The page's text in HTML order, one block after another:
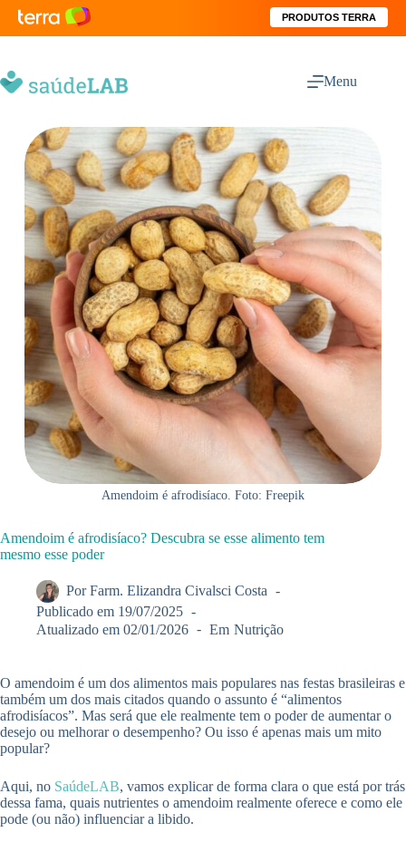
PRODUTOS TERRA
Menu
Amendoim é afrodisíaco. Foto: Freepik
Amendoim é afrodisíaco? Descubra se esse alimento tem
mesmo esse poder
Por Farm. Elizandra Civalsci Costa
Publicado em 19/07/2025
Atualizado em 02/01/2026 Em Nutrição
O amendoim é um dos alimentos mais populares nas festas brasileiras e
também um dos mais citados quando o assunto é “alimentos
afrodisíacos”. Mas será que ele realmente tem o poder de aumentar o
desejo ou melhorar o desempenho? Ou isso é apenas mais um mito
popular?
Aqui, no SaúdeLAB, vamos explicar de forma clara o que está por trás
dessa fama, quais nutrientes o amendoim realmente oferece e como ele
pode (ou não) influenciar a libido.